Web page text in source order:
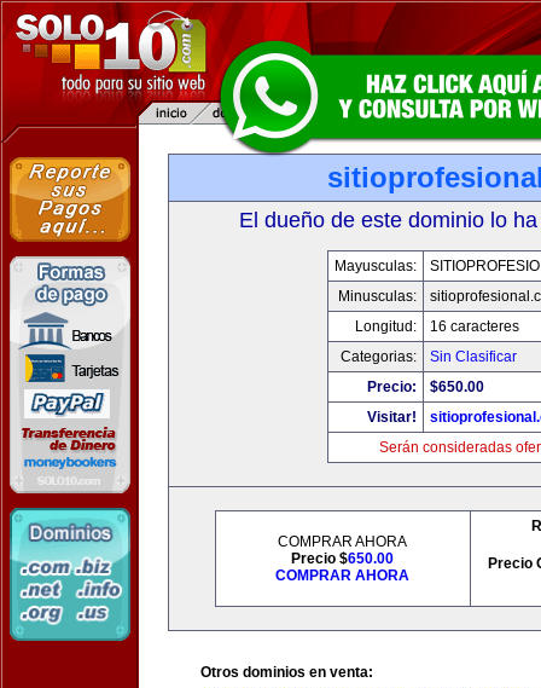
El dueño de este dominio lo
Mayusculas:
Minusculas:
Longitud:
16 caracteres
Categorias:
Sin Clasificar
Precio:
$650.00
Visitar!
Serán consideradas
COMPRAR AHORA
Precio $650.00
COMPRAR AHORA
Precio
Otros dominios en venta: